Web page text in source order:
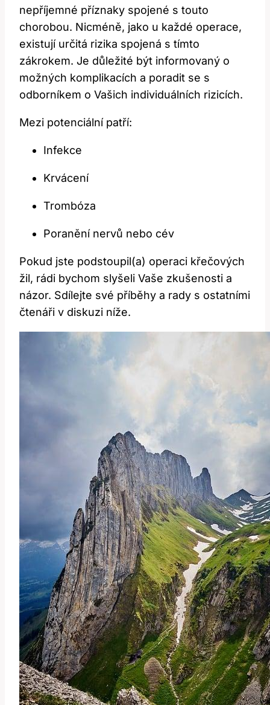
nepříjemné příznaky spojené s touto
chorobou. Nicméně, jako u každé operace,
existují určitá rizika spojená s tímto
zákrokem. Je důležité být informovaný o
možných komplikacích a poradit se s
odborníkem o Vašich individuálních rizicích.
Mezi potenciální patří:
Infekce
Krvácení
Trombóza
Poranění nervů nebo cév
Pokud jste podstoupil(a) operaci křečových
žil, rádi bychom slyšeli Vaše zkušenosti a
názor. Sdílejte své příběhy a rady s ostatními
čtenáři v diskuzi níže.